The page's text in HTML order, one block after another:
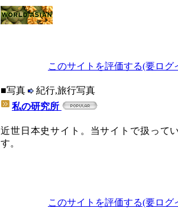
このサイトを評価する(要ログ
■写真
紀行,旅行写真
私の研究所
近世日本史サイト。当サイトで扱って
す。
このサイトを評価する(要ログ